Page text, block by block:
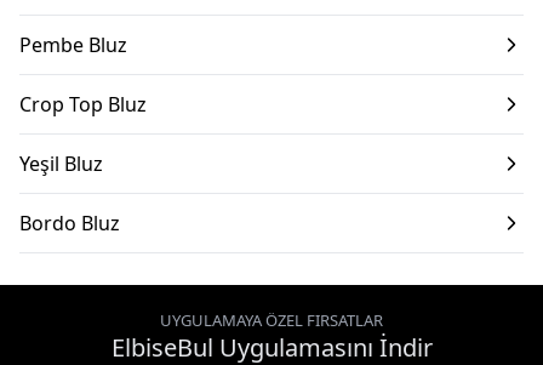
Pembe Bluz
Crop Top Bluz
Yeşil Bluz
Bordo Bluz
UYGULAMAYA ÖZEL FIRSATLAR
ElbiseBul Uygulamasını İndir